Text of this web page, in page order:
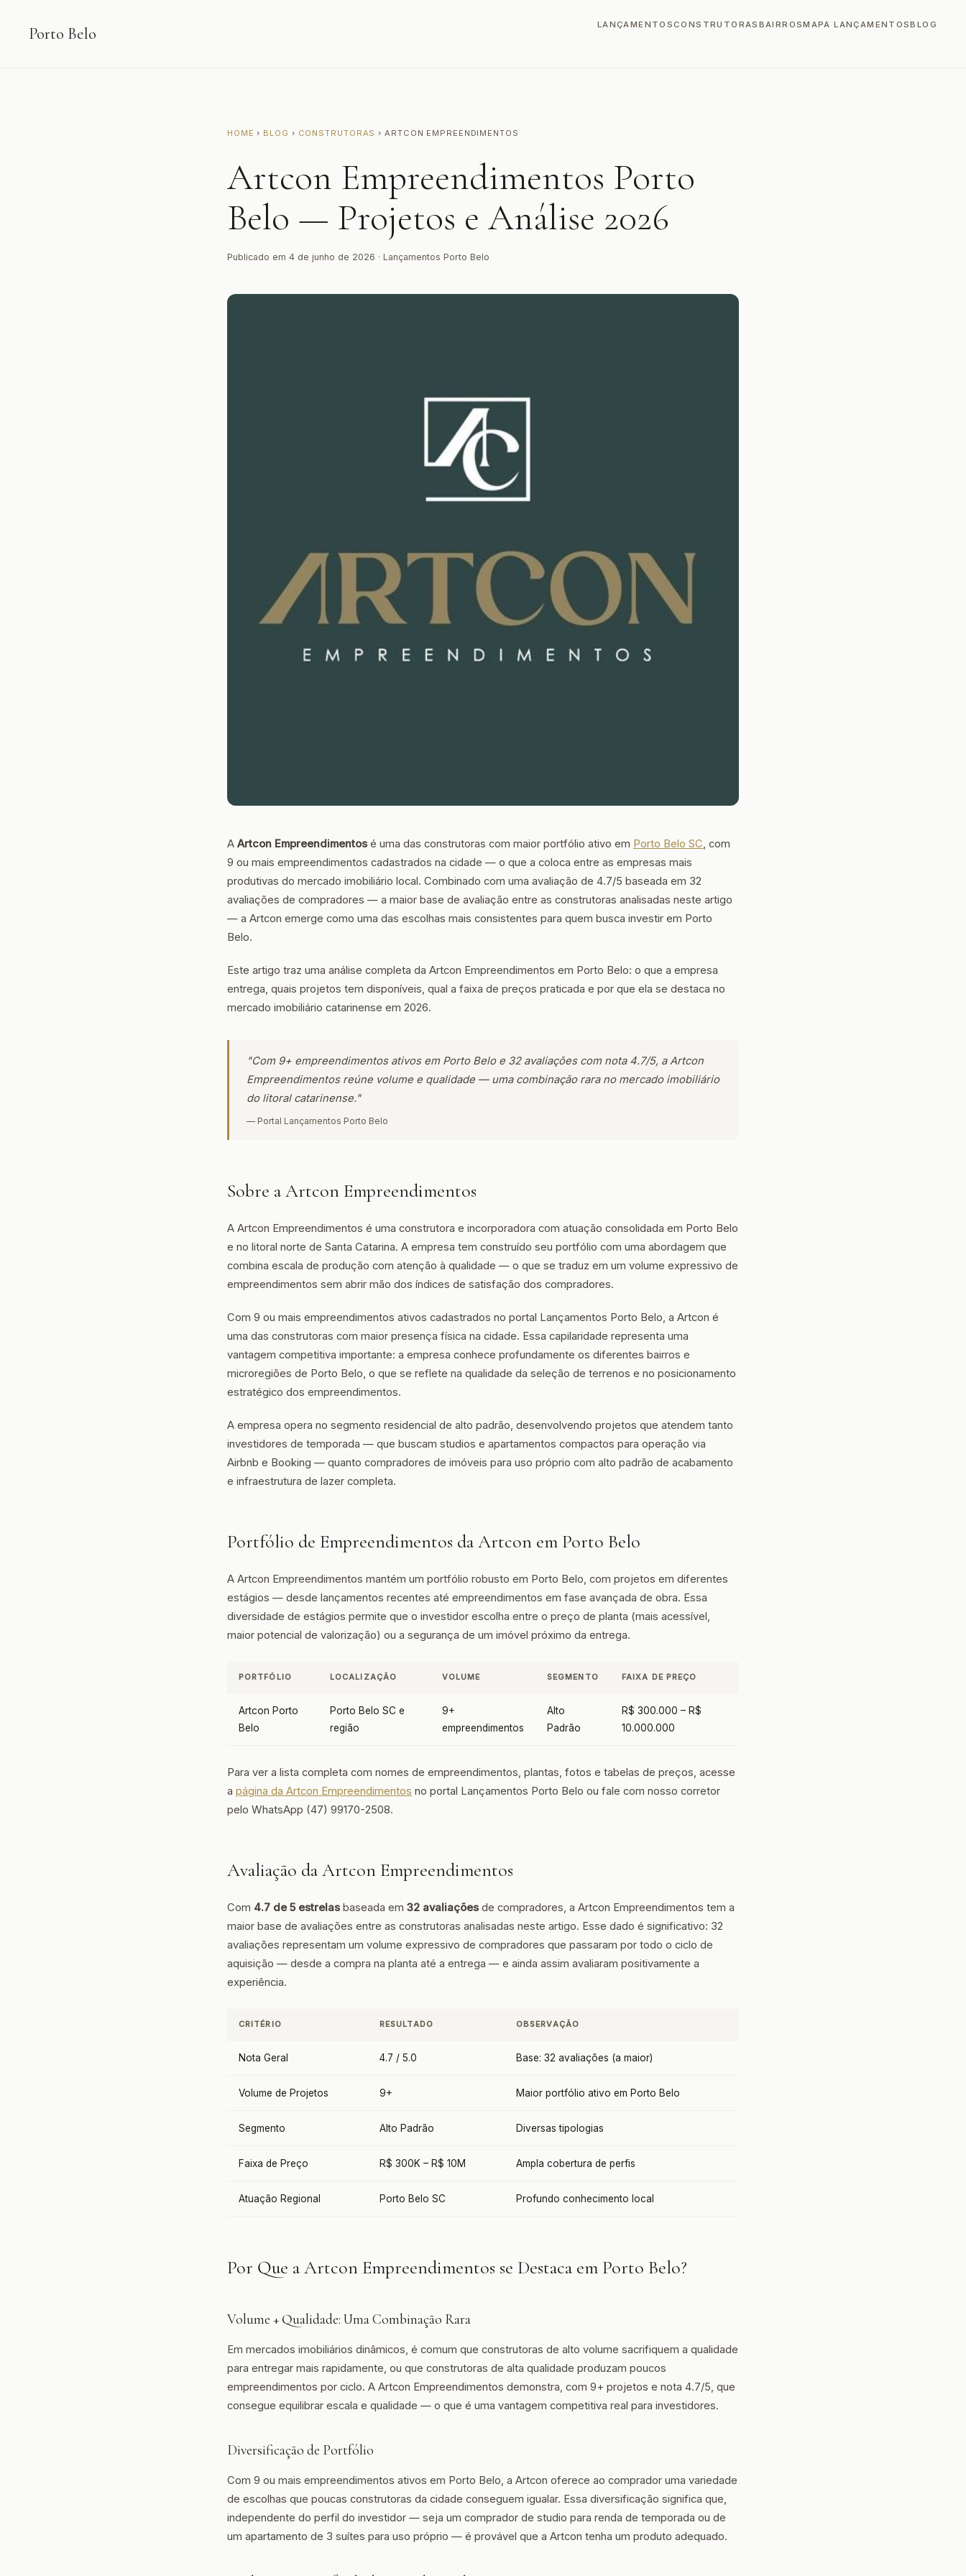
Porto Belo LANÇAMENTOSCONSTRUTORAS BAIRROSMAPA LANÇAMENTOSBLOG
HOME › BLOG › CONSTRUTORAS › ARTCON EMPREENDIMENTOS
Artcon Empreendimentos Porto
Belo — Projetos e Análise 2026
Publicado em 4 de junho de 2026 · Lançamentos Porto Belo
A Artcon Empreendimentosé uma das construtoras com maior portfólio ativo em Porto Belo SC, com
9 ou mais empreendimentos cadastrados na cidade — o que a coloca entre as empresas mais
produtivas do mercado imobiliário local. Combinado com uma avaliação de 4.7/5 baseada em 32
avaliações de compradores — a maior base de avaliação entre as construtoras analisadas neste artigo
— a Artcon emerge como uma das escolhas mais consistentes para quem busca investir em Porto
Belo.
Este artigo traz uma análise completa da Artcon Empreendimentos em Porto Belo: o que a empresa
entrega, quais projetos tem disponíveis, qual a faixa de preços praticada e por que ela se destaca no
mercado imobiliário catarinense em 2026.
"Com 9+ empreendimentos ativos em Porto Belo e 32 avaliações com nota 4.7/5, a Artcon
Empreendimentos reúne volume e qualidade — uma combinação rara no mercado imobiliário
do litoral catarinense."
— Portal Lançamentos Porto Belo
Sobre a Artcon Empreendimentos
A Artcon Empreendimentos é uma construtora e incorporadora com atuação consolidada em Porto Belo
e no litoral norte de Santa Catarina. A empresa tem construído seu portfólio com uma abordagem que
combina escala de produção com atenção à qualidade — o que se traduz em um volume expressivo de
empreendimentos sem abrir mão dos índices de satisfação dos compradores.
Com 9 ou mais empreendimentos ativos cadastrados no portal Lançamentos Porto Belo, a Artcon é
uma das construtoras com maior presença física na cidade. Essa capilaridade representa uma
vantagem competitiva importante: a empresa conhece profundamente os diferentes bairros e
microregiões de Porto Belo, o que se reflete na qualidade da seleção de terrenos e no posicionamento
estratégico dos empreendimentos.
A empresa opera no segmento residencial de alto padrão, desenvolvendo projetos que atendem tanto
investidores de temporada — que buscam studios e apartamentos compactos para operação via
Airbnb e Booking — quanto compradores de imóveis para uso próprio com alto padrão de acabamento
e infraestrutura de lazer completa.
Portfólio de Empreendimentos da Artcon em Porto Belo
A Artcon Empreendimentos mantém um portfólio robusto em Porto Belo, com projetos em diferentes
estágios — desde lançamentos recentes até empreendimentos em fase avançada de obra. Essa
diversidade de estágios permite que o investidor escolha entre o preço de planta (mais acessível,
maior potencial de valorização) ou a segurança de um imóvel próximo da entrega.
PORTFÓLIO LOCALIZAÇÃO VOLUME SEGMENTO FAIXA DE PREÇO
Artcon Porto
Belo
Porto Belo SC e
região
9+
empreendimentos
Alto
Padrão
R$ 300.000 – R$
10.000.000
Para ver a lista completa com nomes de empreendimentos, plantas, fotos e tabelas de preços, acesse
a página da Artcon Empreendimentos no portal Lançamentos Porto Belo ou fale com nosso corretor
pelo WhatsApp (47) 99170-2508.
Avaliação da Artcon Empreendimentos
Com 4.7 de 5 estrelasbaseada em 32 avaliaçõesde compradores, a Artcon Empreendimentos tem a
maior base de avaliações entre as construtoras analisadas neste artigo. Esse dado é significativo: 32
avaliações representam um volume expressivo de compradores que passaram por todo o ciclo de
aquisição — desde a compra na planta até a entrega — e ainda assim avaliaram positivamente a
experiência.
CRITÉRIO RESULTADO OBSERVAÇÃO
Nota Geral 4.7 / 5.0 Base: 32 avaliações (a maior)
Volume de Projetos 9+ Maior portfólio ativo em Porto Belo
Segmento Alto Padrão Diversas tipologias
Faixa de Preço R$ 300K – R$ 10M Ampla cobertura de perfis
Atuação Regional Porto Belo SC Profundo conhecimento local
Por Que a Artcon Empreendimentos se Destaca em Porto Belo?
Volume + Qualidade: Uma Combinação Rara
Em mercados imobiliários dinâmicos, é comum que construtoras de alto volume sacrifiquem a qualidade
para entregar mais rapidamente, ou que construtoras de alta qualidade produzam poucos
empreendimentos por ciclo. A Artcon Empreendimentos demonstra, com 9+ projetos e nota 4.7/5, que
consegue equilibrar escala e qualidade — o que é uma vantagem competitiva real para investidores.
Diversificação de Portfólio
Com 9 ou mais empreendimentos ativos em Porto Belo, a Artcon oferece ao comprador uma variedade
de escolhas que poucas construtoras da cidade conseguem igualar. Essa diversificação significa que,
independente do perfil do investidor — seja um comprador de studio para renda de temporada ou de
um apartamento de 3 suítes para uso próprio — é provável que a Artcon tenha um produto adequado.